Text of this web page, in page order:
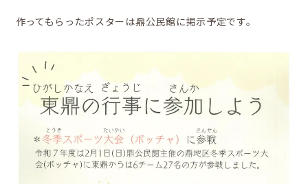
暮らしの情報
作ってもらったポスターは鼎公民館に掲示予定です。